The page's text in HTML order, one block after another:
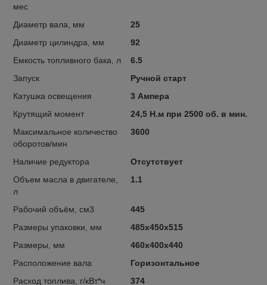
мес
Диаметр вала, мм
25
Диаметр цилиндра, мм
92
Емкость топливного бака, л
6.5
Запуск
Ручной старт
Катушка освещения
3 Ампера
Крутящий момент
24,5 Н.м при 2500 об. в мин.
Максимальное количество
оборотов/мин
3600
Наличие редуктора
Отсутствует
Объем масла в двигателе,
л
1.1
Рабочий объём, см3
445
Размеры упаковки, мм
485х450х515
Размеры, мм
460х400х440
Расположение вала
Горизонтальное
Расход топлива, г/кВт*ч
374